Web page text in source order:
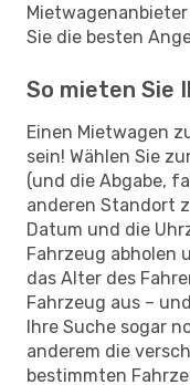
Sie die besten
So mieten Sie
Einen Mietwagen
sein! Wählen Sie
(und die Abgabe,
anderen Standort
Datum und die
Fahrzeug abholen
das Alter des
Fahrzeug aus –
Ihre Suche sogar
anderem die
bestimmten